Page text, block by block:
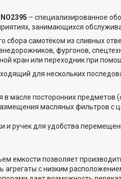
– специализированное
занимающихся
самотёком из сливных
фургонов,
кран или переходник при
для нескольких
масле посторонних предметов
масляных фильтров с
и ручек для удобства
емкости позволяет
агрегаты с низким